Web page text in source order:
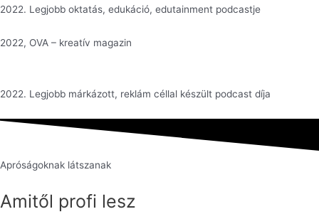
2022. Legjobb oktatás, edukáció, edutainment podcastje
2022, OVA – kreatív magazin
2022. Legjobb márkázott, reklám céllal készült podcast díja
Apróságoknak látszanak
Amitől profi lesz